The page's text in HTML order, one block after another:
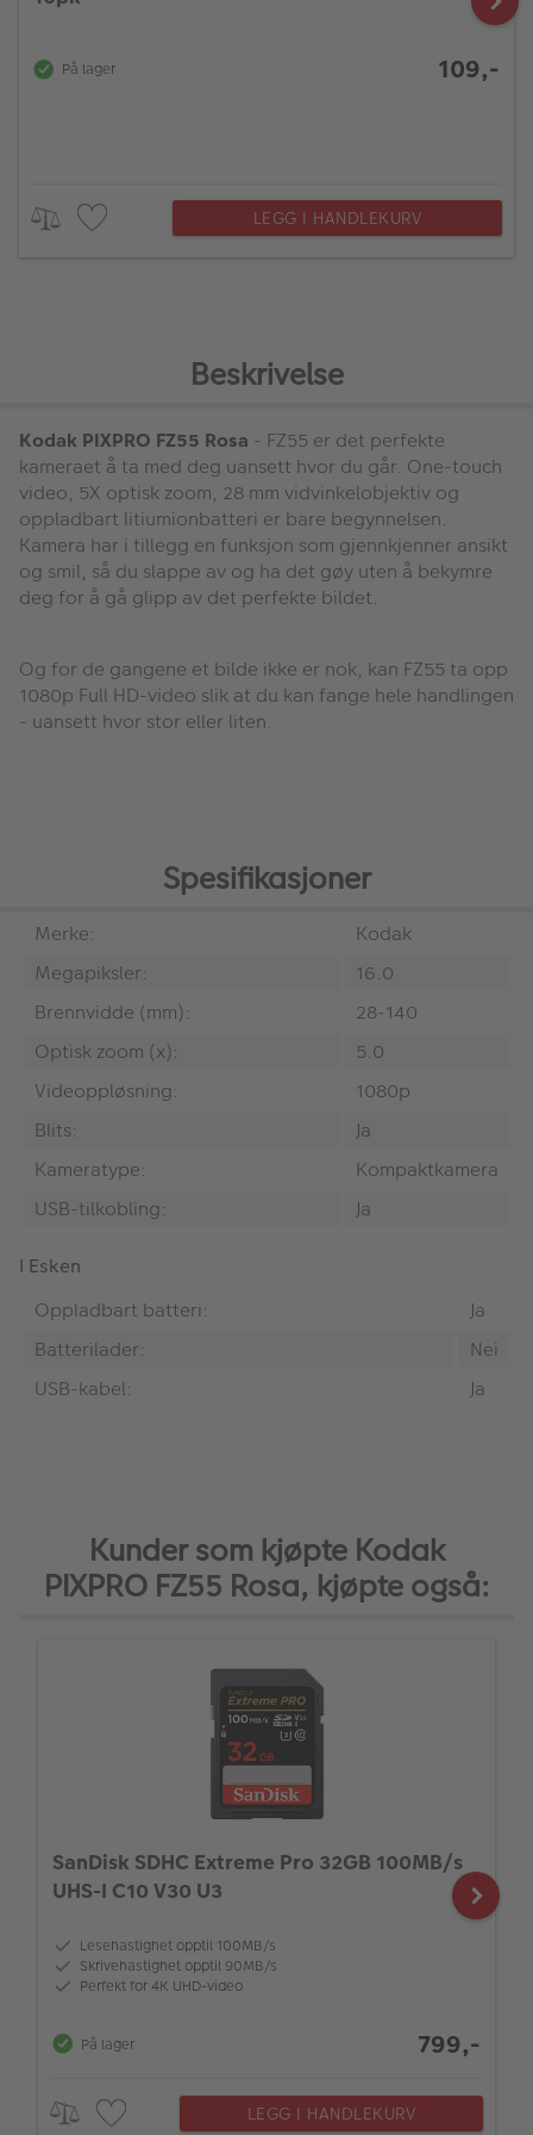
På lager 109,-
LEGG I HANDLEKURV
Beskrivelse
Kodak PIXPRO FZ55 Rosa - FZ55 er det perfekte
kameraet å ta med deg uansett hvor du går. One-touch
video, 5X optisk zoom, 28 mm vidvinkelobjektiv og
oppladbart litiumionbatteri er bare begynnelsen.
Kamera har i tillegg en funksjon som gjennkjenner ansikt
og smil, så du slappe av og ha det gøy uten å bekymre
deg for å gå glipp av det perfekte bildet.
Og for de gangene et bilde ikke er nok, kan FZ55 ta opp
1080p Full HD-video slik at du kan fange hele handlingen
- uansett hvor stor eller liten.
Spesifikasjoner
Merke:
Kodak
Megapiksler:
16.0
Brennvidde (mm):
28-140
Optisk zoom (x):
5.0
Videoppløsning:
1080p
Blits:
Ja
Kameratype:
Kompaktkamera
USB-tilkobling:
Ja
I Esken
Oppladbart batteri:
Ja
Batterilader:
Nei
USB-kabel:
Ja
Kunder som kjøpte Kodak
PIXPRO FZ55 Rosa, kjøpte også:
SanDisk SDHC Extreme Pro 32GB 100MB/s
UHS-I C10 V30 U3
Lesehastighet opptil 100MB/s
Skrivehastighet opptil 90MB/s
Perfekt for 4K UHD-video
På lager 799,-
LEGG I HANDLEKURV